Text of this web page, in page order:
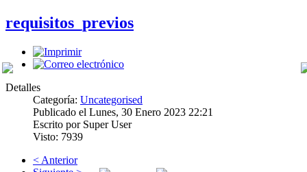
requisitos_previos
Detalles
Categoría: Uncategorised
Publicado el Lunes, 30 Enero 2023 22:21
Escrito por Super User
Visto: 7939
< Anterior